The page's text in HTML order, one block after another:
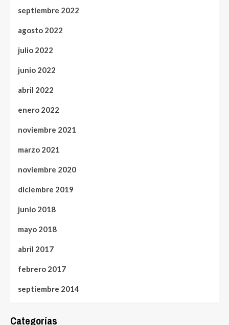
septiembre 2022
agosto 2022
julio 2022
junio 2022
abril 2022
enero 2022
noviembre 2021
marzo 2021
noviembre 2020
diciembre 2019
junio 2018
mayo 2018
abril 2017
febrero 2017
septiembre 2014
Categorías